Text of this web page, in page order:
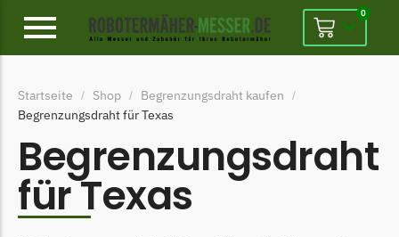
Alpina Messer
Ambrogio
Ambrogio Messer
0
Startseite / Shop / Begrenzungsdraht kaufen /
Begrenzungsdraht für Texas
Begrenzungsdraht
für Texas